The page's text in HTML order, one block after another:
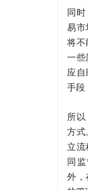
同
易市
将不
一些
应
手段
所
方
立
同
外，